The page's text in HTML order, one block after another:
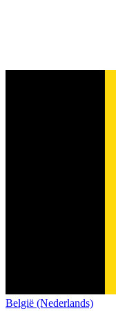
België (Nederlands)